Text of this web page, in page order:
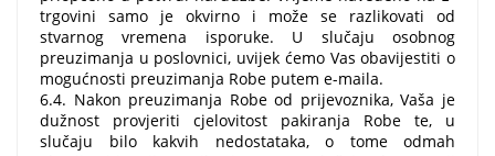
trgovini samo je okvirno i može se razlikovati od
stvarnog vremena isporuke. U slučaju osobnog
preuzimanja u poslovnici, uvijek ćemo Vas obavijestiti o
mogućnosti preuzimanja Robe putem e-maila.
6.4. Nakon preuzimanja Robe od prijevoznika, Vaša je
dužnost provjeriti cjelovitost pakiranja Robe te, u
slučaju bilo kakvih nedostataka, o tome odmah